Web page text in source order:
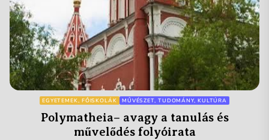
EGYETEMEK, FŐISKOLÁK MŰVÉSZET, TUDOMÁNY, KULTÚRA
Polymatheia– avagy a tanulás és
művelődés folyóirata